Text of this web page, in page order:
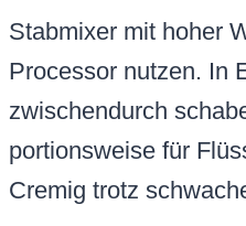
Stabmixer mit hoher
Processor nutzen. In
zwischendurch
portionsweise für
Cremig trotz